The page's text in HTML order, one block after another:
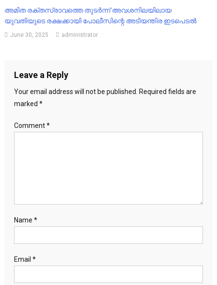
അമിത രക്തസ്രാവത്തെ തുടർന്ന് അവശനിലയിലായ
യുവതിയുടെ രക്ഷക്കായി പോലീസിന്റെ അടിയന്തിര ഇടപെടൽ
June 30, 2025 administrator
Leave a Reply
Your email address will not be published.
Required fields are
marked *
Comment*
Name *
Email *